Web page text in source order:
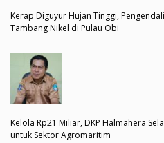
Kerap Diguyur Hujan Tinggi,
Tambang Nikel di Pulau Obi
Kelola Rp21 Miliar, DKP Halmahera
untuk Sektor Agromaritim